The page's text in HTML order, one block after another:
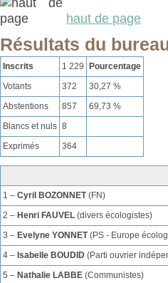
haut de page
Résultats du
Inscrits 1 229
Pourcentage
Votants
372
30,27 %
Abstentions
857
69,73 %
Blancs et nuls 8
Exprimés
364
1 –Cyril BOZONNET(FN)
2 – Henri FAUVEL (divers écologistes)
3 – Evelyne YONNET(PS - Europe
4 – Isabelle BOUDID (Parti ouvrier
5 – Nathalie LABBE (Communistes)